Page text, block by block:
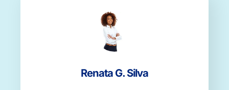
Renata G. Silva